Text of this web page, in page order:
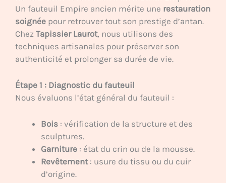
Un fauteuil Empire ancien mérite une restauration
soignée pour retrouver tout son prestige d’antan.
Chez Tapissier Laurot, nous utilisons des
techniques artisanales pour préserver son
authenticité et prolonger sa durée de vie.
Étape 1 : Diagnostic du fauteuil
Nous évaluons l’état général du fauteuil :
Bois : vérification de la structure et des
sculptures.
Garniture : état du crin ou de la mousse.
Revêtement: usure du tissu ou du cuir
d’origine.